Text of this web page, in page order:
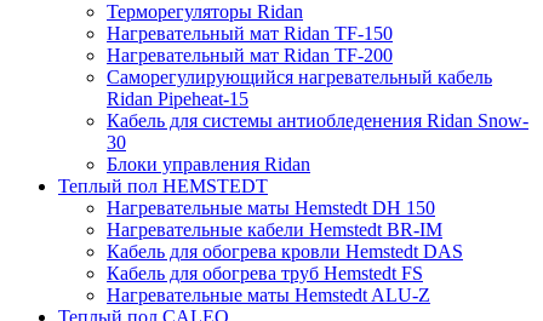
Терморегуляторы Ridan
Нагревательный мат Ridan TF-150
Нагревательный мат Ridan TF-200
Саморегулирующийся нагревательный кабель
Ridan Pipeheat-15
Кабель для системы антиобледенения Ridan Snow-
30
Блоки управления Ridan
Теплый пол HEMSTEDT
Нагревательные маты Hemstedt DH 150
Нагревательные кабели Hemstedt BR-IM
Кабель для обогрева кровли Hemstedt DAS
Кабель для обогрева труб Hemstedt FS
Нагревательные маты Hemstedt ALU-Z
Теплый пол CALEO